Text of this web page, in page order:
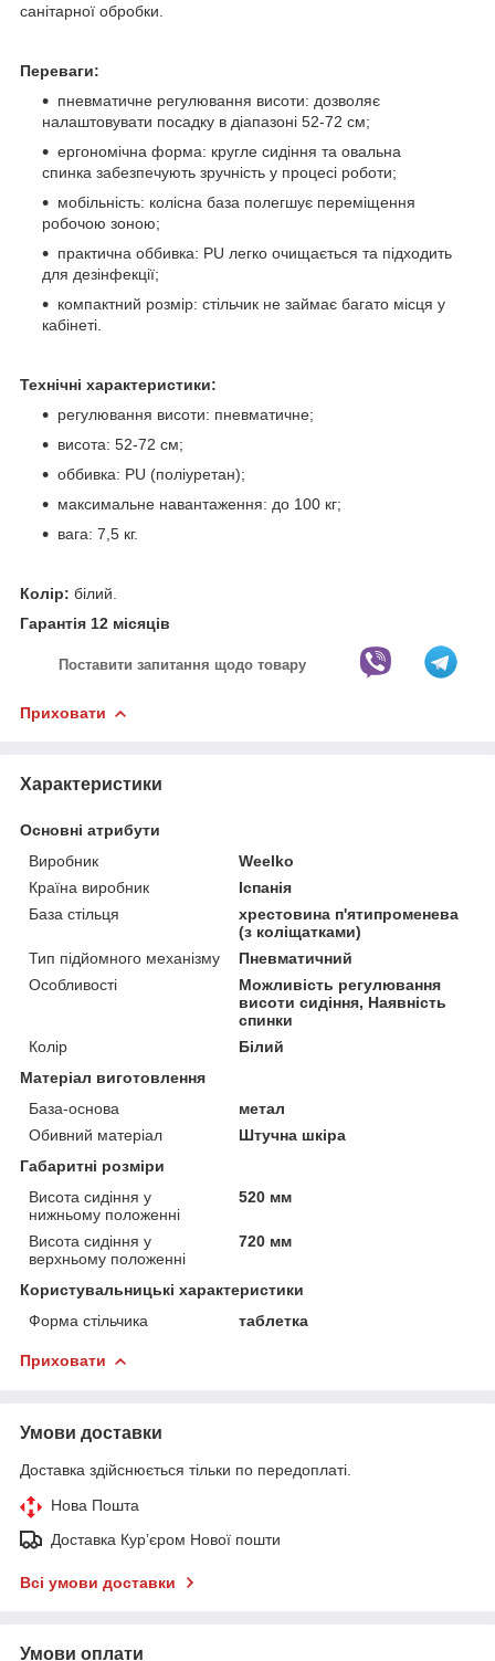
санітарної обробки.
Переваги:
пневматичне регулювання висоти: дозволяє
налаштовувати посадку в діапазоні 52-72 см;
ергономічна форма: кругле сидіння та овальна
спинка забезпечують зручність у процесі роботи;
мобільність: колісна база полегшує переміщення
робочою зоною;
практична оббивка: PU легко очищається та підходить
для дезінфекції;
компактний розмір: стільчик не займає багато місця у
кабінеті.
Технічні характеристики:
регулювання висоти: пневматичне;
висота: 52-72 см;
оббивка: PU (поліуретан);
максимальне навантаження: до 100 кг;
вага: 7,5 кг.
Колір: білий.
Гарантія 12 місяців
Поставити запитання щодо товару
Приховати
Характеристики
Основні атрибути
Виробник
Weelko
Країна виробник
Іспанія
База стільця
хрестовина п'ятипроменева
(з коліщатками)
Тип підйомного механізму
Пневматичний
Особливості
Можливість регулювання
висоти сидіння, Наявність
спинки
Колір
Білий
Матеріал виготовлення
База-основа
метал
Обивний матеріал
Штучна шкіра
Габаритні розміри
Висота сидіння у
нижньому положенні
520 мм
Висота сидіння у
верхньому положенні
720 мм
Користувальницькі характеристики
Форма стільчика
таблетка
Приховати
Умови доставки
Доставка здійснюється тільки по передоплаті.
Нова Пошта
Доставка Курʼєром Нової пошти
Всі умови доставки
Умови оплати